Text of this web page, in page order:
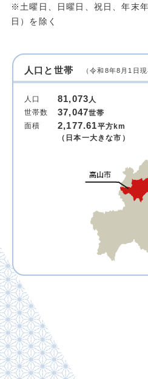
※土曜日、日曜日、祝日、年末
日）を除く
人口と世帯 （令和8年8月1日現
人口 81,073人
世帯数
37,047世帯
面積
2,177.61平方km
（日本一大きな市）